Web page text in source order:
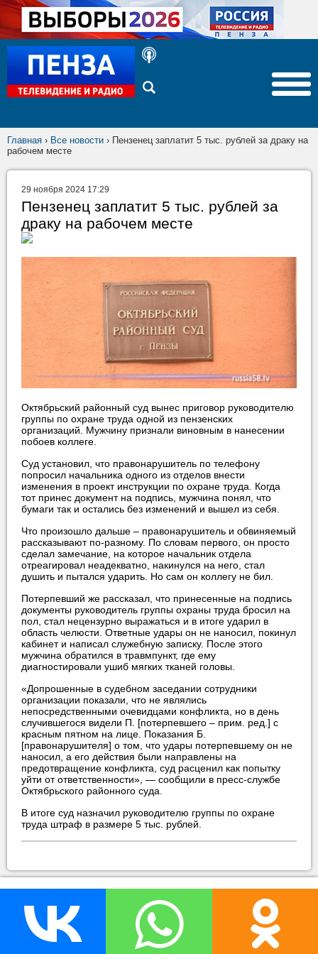
Главная › Все новости › Пензенец заплатит 5 тыс. рублей за драку на
рабочем месте
29 ноября 2024 17:29
Пензенец заплатит 5 тыс. рублей за
драку на рабочем месте
Октябрьский районный суд вынес приговор руководителю
группы по охране труда одной из пензенских
организаций. Мужчину признали виновным в нанесении
побоев коллеге.
Суд установил, что правонарушитель по телефону
попросил начальника одного из отделов внести
изменения в проект инструкции по охране труда. Когда
тот принес документ на подпись, мужчина понял, что
бумаги так и остались без изменений и вышел из себя.
Что произошло дальше – правонарушитель и обвиняемый
рассказывают по-разному. По словам первого, он просто
сделал замечание, на которое начальник отдела
отреагировал неадекватно, накинулся на него, стал
душить и пытался ударить. Но сам он коллегу не бил.
Потерпевший же рассказал, что принесенные на подпись
документы руководитель группы охраны труда бросил на
пол, стал нецензурно выражаться и в итоге ударил в
область челюсти. Ответные удары он не наносил, покинул
кабинет и написал служебную записку. После этого
мужчина обратился в травмпункт, где ему
диагностировали ушиб мягких тканей головы.
«Допрошенные в судебном заседании сотрудники
организации показали, что не являлись
непосредственными очевидцами конфликта, но в день
случившегося видели П. [потерпевшего – прим. ред.] с
красным пятном на лице. Показания Б.
[правонарушителя] о том, что удары потерпевшему он не
наносил, а его действия были направлены на
предотвращение конфликта, суд расценил как попытку
уйти от ответственности», — сообщили в пресс-службе
Октябрьского районного суда.
В итоге суд назначил руководителю группы по охране
труда штраф в размере 5 тыс. рублей.
прислать новость
нашли ошибку